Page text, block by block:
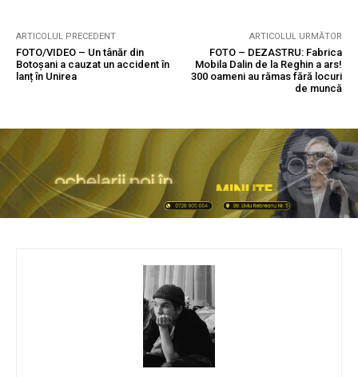
ARTICOLUL PRECEDENT
FOTO/VIDEO – Un tânăr din
Botoșani a cauzat un accident în
lanț în Unirea
ARTICOLUL URMĂTOR
FOTO – DEZASTRU: Fabrica
Mobila Dalin de la Reghin a ars!
300 oameni au rămas fără locuri
de muncă